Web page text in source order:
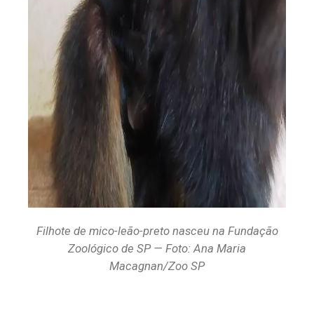
Filhote de mico-leão-preto nasceu na Fundação
Zoológico de SP — Foto: Ana Maria
Macagnan/Zoo SP